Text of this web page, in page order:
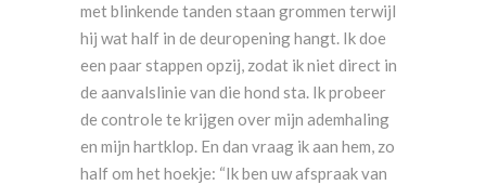
met blinkende tanden staan grommen terwijl
hij wat half in de deuropening hangt. Ik doe
een paar stappen opzij, zodat ik niet direct in
de aanvalslinie van die hond sta. Ik probeer
de controle te krijgen over mijn ademhaling
en mijn hartklop. En dan vraag ik aan hem, zo
half om het hoekje: “Ik ben uw afspraak van